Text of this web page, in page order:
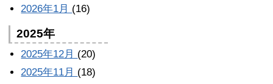
2026年1月 (16)
2025年
2025年12月 (20)
2025年11月 (18)